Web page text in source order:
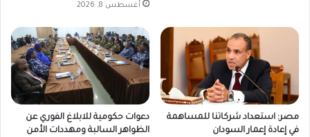
أغسطس 8, 2026
مصر: استعداد شركاتنا للمساهمة
في إعادة إعمار السودان
دعوات حكومية للابلاغ الفوري عن
الظواهر السالبة ومهددات الأمن